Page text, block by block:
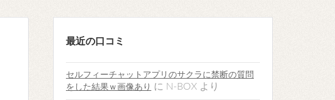
最近の口コミ
セルフィーチャットアプリのサクラに禁断の質問
をした結果ｗ画像あり に N-BOX より